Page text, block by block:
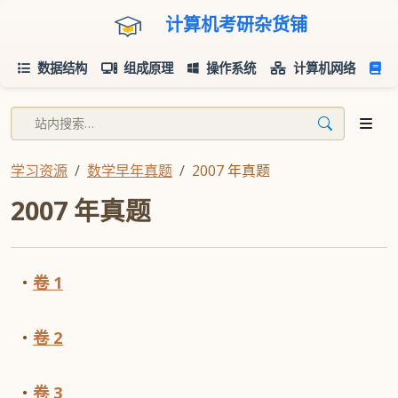
计算机考研杂货铺
数据结构 组成原理 操作系统 计算机网络
学习资源 数学早年真题 2007 年真题
2007 年真题
卷 1
卷 2
卷 3